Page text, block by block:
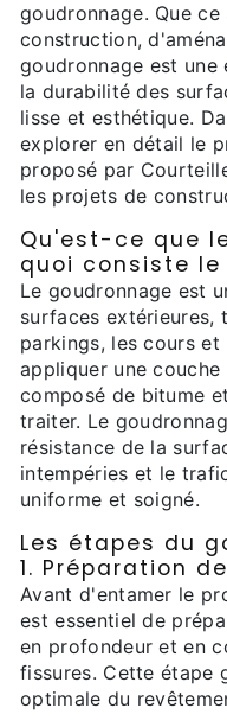
goudronnage. Que
construction,
goudronnage est une
la durabilité des
lisse et esthétique.
explorer en détail le
proposé par
les projets de
Qu'est-ce que
quoi consiste le
Le goudronnage est
surfaces extérieures,
parkings, les cours et
appliquer une
composé de bitume
traiter. Le
résistance de la
intempéries et le
uniforme et soigné.
Les étapes du
1. Préparation
Avant d'entamer le
est essentiel de
en profondeur et en
fissures. Cette étape
optimale du